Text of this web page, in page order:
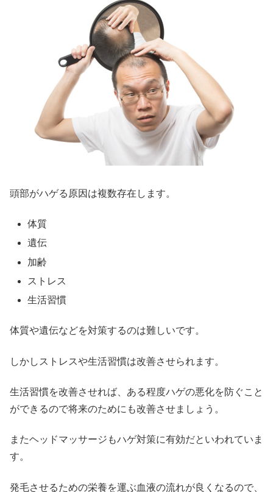
頭部がハゲる原因は複数存在します。
体質
遺伝
加齢
ストレス
生活習慣
体質や遺伝などを対策するのは難しいです。
しかしストレスや生活習慣は改善させられます。
生活習慣を改善させれば、ある程度ハゲの悪化を防ぐこと
ができるので将来のためにも改善させましょう。
またヘッドマッサージもハゲ対策に有効だといわれていま
す。
発毛させるための栄養を運ぶ血液の流れが良くなるので、